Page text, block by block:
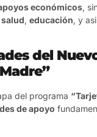
económicos,
, educación, y
del
del programa
de apoyo